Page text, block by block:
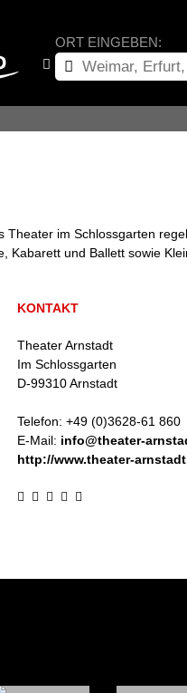
ORT EINGEBEN:
im Schlossgarten
Kabarett und Ballett sowie
KONTAKT
Theater Arnstadt
Im Schlossgarten
D-99310Arnstadt
Telefon: +49 (0)3628-61 860
E-Mail: info@theater-
http://www.theater-